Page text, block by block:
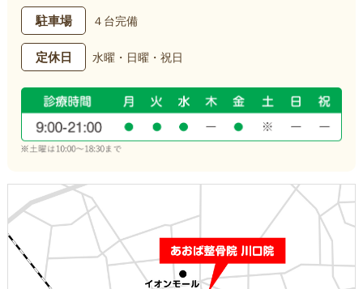
駐車場 ４台完備
定休日 水曜・日曜・祝日